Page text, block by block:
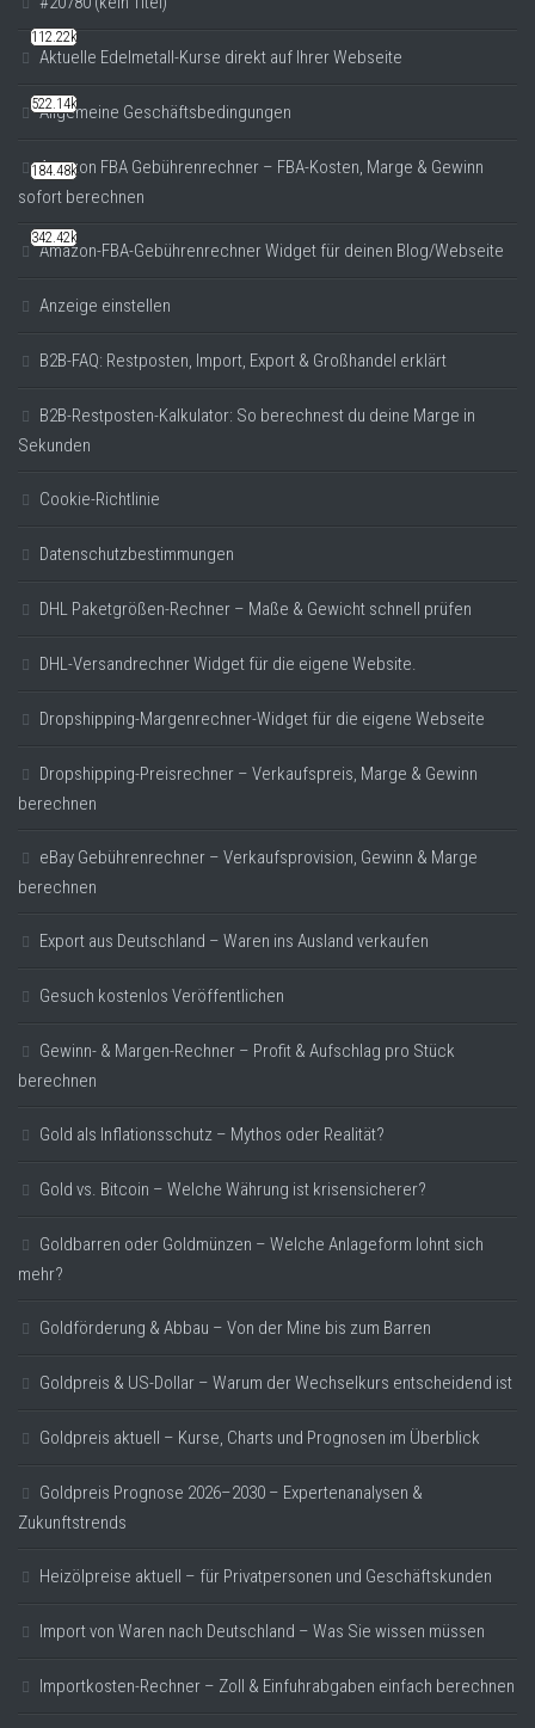
Aktuelle Edelmetall-Kurse direkt auf Ihrer Webseite
Allgemeine Geschäftsbedingungen
Amazon FBA Gebührenrechner – FBA-Kosten, Marge & Gewinn
sofort berechnen
Amazon-FBA-Gebührenrechner Widget für deinen Blog/Webseite
Anzeige einstellen
B2B-FAQ: Restposten, Import, Export & Großhandel erklärt
B2B-Restposten-Kalkulator: So berechnest du deine Marge in
Sekunden
Cookie-Richtlinie
Datenschutzbestimmungen
DHL Paketgrößen-Rechner – Maße & Gewicht schnell prüfen
DHL-Versandrechner Widget für die eigene Website.
Dropshipping-Margenrechner-Widget für die eigene Webseite
Dropshipping-Preisrechner – Verkaufspreis, Marge & Gewinn
berechnen
eBay Gebührenrechner – Verkaufsprovision, Gewinn & Marge
berechnen
Export aus Deutschland – Waren ins Ausland verkaufen
Gesuch kostenlos Veröffentlichen
Gewinn- & Margen-Rechner – Profit & Aufschlag pro Stück
berechnen
Gold als Inflationsschutz – Mythos oder Realität?
Gold vs. Bitcoin – Welche Währung ist krisensicherer?
Goldbarren oder Goldmünzen – Welche Anlageform lohnt sich
mehr?
Goldförderung & Abbau – Von der Mine bis zum Barren
Goldpreis & US-Dollar – Warum der Wechselkurs entscheidend ist
Goldpreis aktuell – Kurse, Charts und Prognosen im Überblick
Goldpreis Prognose 2026–2030 – Expertenanalysen &
Zukunftstrends
Heizölpreise aktuell – für Privatpersonen und Geschäftskunden
Import von Waren nach Deutschland – Was Sie wissen müssen
Importkosten-Rechner – Zoll & Einfuhrabgaben einfach berechnen
112.22k
522.14k
184.48k
342.42k